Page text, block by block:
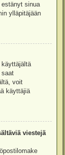
sinua
ylläpitäjään
saat
voit
käyttäjiä
viestejä